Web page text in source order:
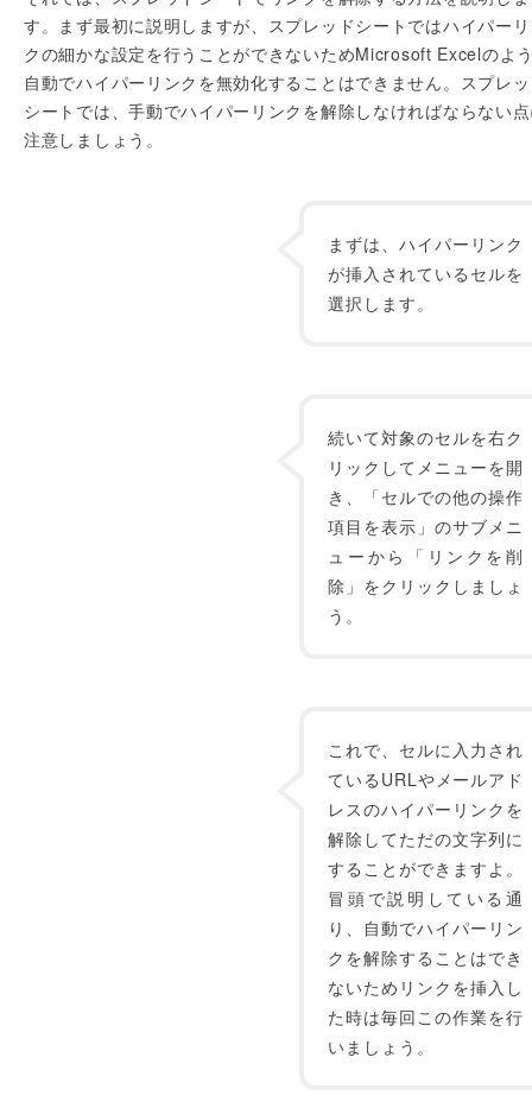
す。まず最初に説明しますが、スプレッドシートではハイパー
クの細かな設定を行うことができないためMicrosoft Excelのよ
自動でハイパーリンクを無効化することはできません。スプレ
シートでは、手動でハイパーリンクを解除しなければならない
注意しましょう。
まずは、ハイパーリンク
が挿入されているセルを
選択します。
続いて対象のセルを右ク
リックしてメニューを開
き、「セルでの他の操作
項目を表示」のサブメニ
ューから「リンクを削
除」をクリックしましょ
う。
これで、セルに入力され
ているURLやメールアド
レスのハイパーリンクを
解除してただの文字列に
することができますよ。
冒頭で説明している通
り、自動でハイパーリン
クを解除することはでき
ないためリンクを挿入し
た時は毎回この作業を行
いましょう。